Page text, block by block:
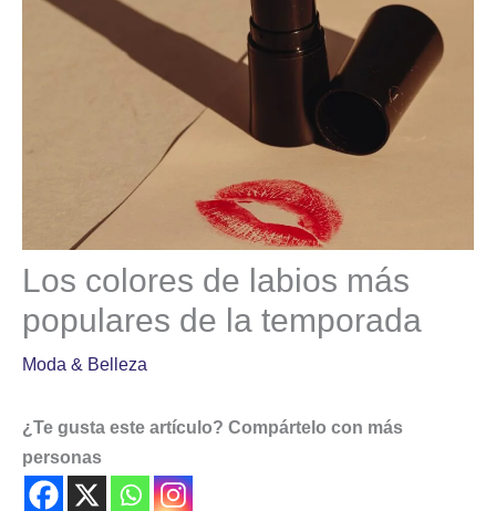
Los colores de labios más
populares de la temporada
Moda & Belleza
¿Te gusta este artículo? Compártelo con más
personas